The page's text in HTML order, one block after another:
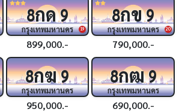
19
8กด9
กรุงเทพมหานคร
899,000.-
20
8กข9
กรุงเทพมหานคร
790,000.-
8กฆ9
กรุงเทพมหานคร
950,000.-
8กฒ9
กรุงเทพมหานคร
690,000.-